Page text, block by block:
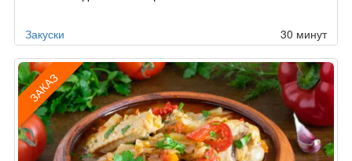
Закуски 30 минут
ЗАКАЗ